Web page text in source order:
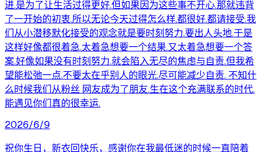
进.是为了让生活过得更好.但如果因为这些事不开心.那就违背
了一开始的初衷.所以无论今天过得怎么样.都很好.都请接受.我
们从小潜移默化接受的观念就是要时刻努力.要出人头地.于是
这样好像都很着急.太着急想要一个结果.又太着急想要一个答
案.好像如果没有时刻努力.就会陷入无尽的焦虑与自责.但我希
望能松弛一点.不要太在乎别人的眼光.尽可能减少自责. 不知什
么时候我们从粉丝 网友成为了朋友.生在这个充满联系的时代.
能遇见你们真的很幸运.
2026/6/9
祝你生日，新衣回快乐，感谢你在我最低迷的时候一直陪着